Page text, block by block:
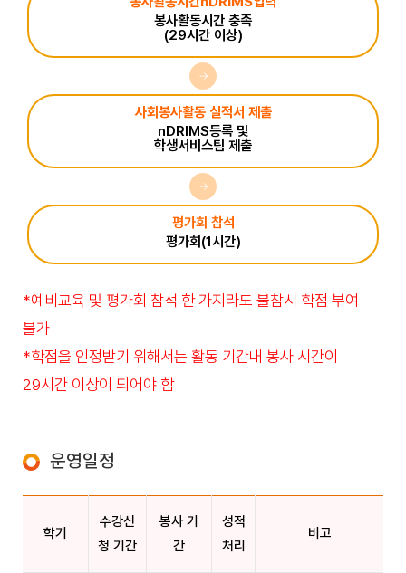
봉사활동시간 충족
(29시간 이상)
→
사회봉사활동 실적서 제출
nDRIMS등록 및
학생서비스팀 제출
→
평가회 참석
평가회(1시간)
*예비교육 및 평가회 참석 한 가지라도 불참시 학점 부여
불가
*학점을 인정받기 위해서는 활동 기간내 봉사 시간이
29시간 이상이 되어야 함
운영일정
학기
수강신
청 기간
봉사 기
간
성적
처리
비고